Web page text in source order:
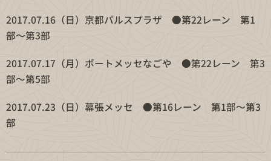
2017.07.16（日）京都パルスプラザ ●第22レーン 第1
部〜第3部
2017.07.17（月）ポートメッセなごや ●第22レーン 第3
部〜第5部
2017.07.23（日）幕張メッセ ●第16レーン 第1部〜第3
部